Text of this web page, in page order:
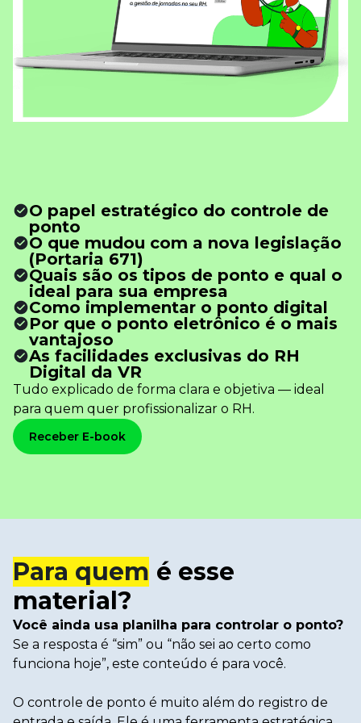
O papel estratégico do controle de
ponto
O que mudou com a nova legislação
(Portaria 671)
Quais são os tipos de ponto e qual o
ideal para sua empresa
Como implementar o ponto digital
Por que o ponto eletrônico é o mais
vantajoso
As facilidades exclusivas do RH
Digital da VR
Tudo explicado de forma clara e objetiva — ideal
para quem quer profissionalizar o RH.
Receber E-book
Para quem é esse
material?
Você ainda usa planilha para controlar o ponto?
Se a resposta é “sim” ou “não sei ao certo como
funciona hoje”, este conteúdo é para você.
O controle de ponto é muito além do registro de